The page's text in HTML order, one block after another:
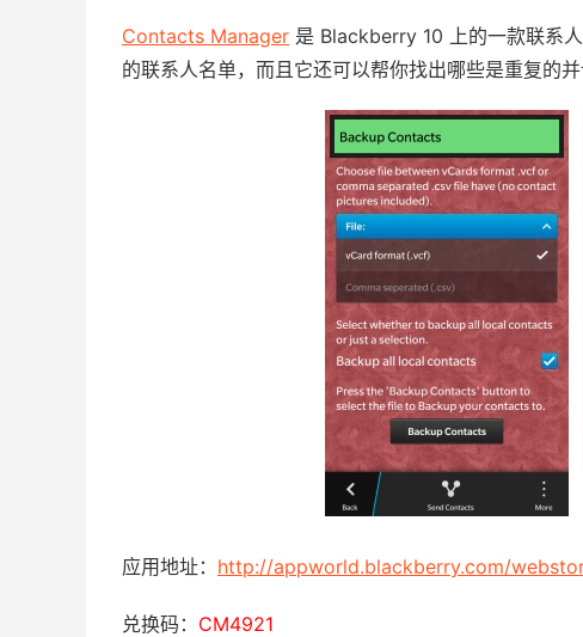
Contacts Manager 是 Blackberry 10 上的一款联系
的联系人名单，而且它还可以帮你找出哪些是重复的
应用地址： http://appworld.blackberry.com/
兑换码： CM4921